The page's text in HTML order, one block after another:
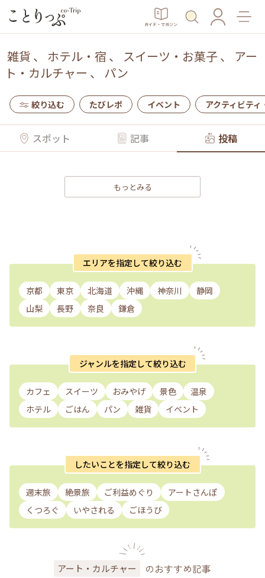
ガイド・マガジン
雑貨 、 ホテル・宿 、 スイーツ・お菓子、 アー
ト・カルチャー 、 パン
絞り込む たびレポ イベント アクティビティ
スポット 記事 投稿
もっとみる
エリアを指定して絞り込む
京都 東京 北海道 沖縄 神奈川
静岡
山梨
長野 奈良 鎌倉
ジャンルを指定して絞り込む
カフェ スイーツ おみやげ 景色
温泉
ホテル
ごはん パン 雑貨 イベント
したいことを指定して絞り込む
週末旅 絶景旅 ご利益めぐり
アートさんぽ
くつろぐ
いやされる ごほうび
アート・カルチャー のおすすめ記事